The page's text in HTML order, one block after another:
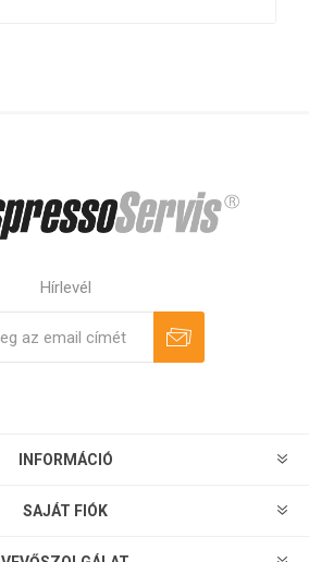
Hírlevél
INFORMÁCIÓ
SAJÁT FIÓK